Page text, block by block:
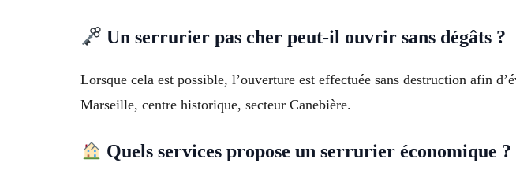
Un serrurier pas cher peut-il ouvrir sans dégâts ?
Lorsque cela est possible, l’ouverture est effectuée sans destruction afin
Marseille, centre historique, secteur Canebière.
Quels services propose un serrurier économique ?